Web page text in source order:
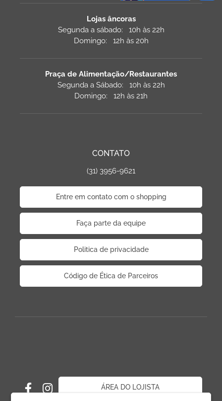
Lojas âncoras
Segunda a sábado: 10h às 22h
Domingo: 12h às 20h
Praça de Alimentação/Restaurantes
Segunda a Sábado: 10h às 22h
Domingo: 12h às 21h
CONTATO
(31) 3956-9621
Entre em contato com o shopping
Faça parte da equipe
Politica de privacidade
Código de Ética de Parceiros
ÁREA DO LOJISTA